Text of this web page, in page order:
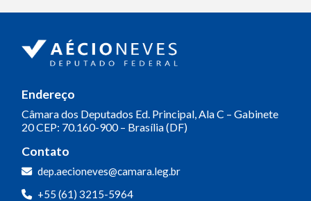
Endereço
Câmara dos Deputados Ed. Principal, Ala C – Gabinete
20CEP: 70.160-900 – Brasília (DF)
Contato
dep.aecioneves@camara.leg.br
+55 (61) 3215-5964